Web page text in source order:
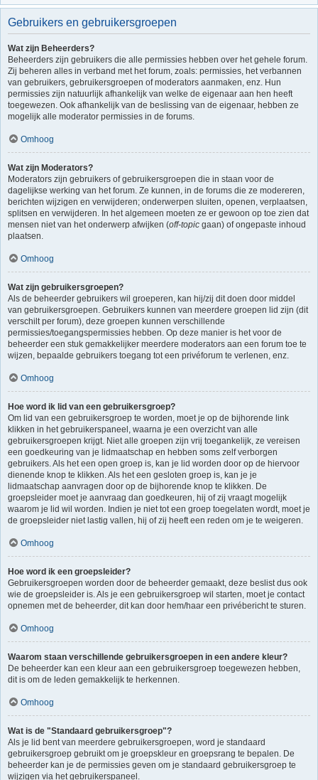
Gebruikers en gebruikersgroepen
Wat zijn Beheerders?
Beheerders zijn gebruikers die alle permissies hebben over het gehele forum.
Zij beheren alles in verband met het forum, zoals: permissies, het verbannen
van gebruikers, gebruikersgroepen of moderators aanmaken, enz. Hun
permissies zijn natuurlijk afhankelijk van welke de eigenaar aan hen heeft
toegewezen. Ook afhankelijk van de beslissing van de eigenaar, hebben ze
mogelijk alle moderator permissies in de forums.
Omhoog
Wat zijn Moderators?
Moderators zijn gebruikers of gebruikersgroepen die in staan voor de
dagelijkse werking van het forum. Ze kunnen, in de forums die ze modereren,
berichten wijzigen en verwijderen; onderwerpen sluiten, openen, verplaatsen,
splitsen en verwijderen. In het algemeen moeten ze er gewoon op toe zien dat
mensen niet van het onderwerp afwijken (off-topic gaan) of ongepaste inhoud
plaatsen.
Omhoog
Wat zijn gebruikersgroepen?
Als de beheerder gebruikers wil groeperen, kan hij/zij dit doen door middel
van gebruikersgroepen. Gebruikers kunnen van meerdere groepen lid zijn (dit
verschilt per forum), deze groepen kunnen verschillende
permissies/toegangspermissies hebben. Op deze manier is het voor de
beheerder een stuk gemakkelijker meerdere moderators aan een forum toe te
wijzen, bepaalde gebruikers toegang tot een privéforum te verlenen, enz.
Omhoog
Hoe word ik lid van een gebruikersgroep?
Om lid van een gebruikersgroep te worden, moet je op de bijhorende link
klikken in het gebruikerspaneel, waarna je een overzicht van alle
gebruikersgroepen krijgt. Niet alle groepen zijn vrij toegankelijk, ze vereisen
een goedkeuring van je lidmaatschap en hebben soms zelf verborgen
gebruikers. Als het een open groep is, kan je lid worden door op de hiervoor
dienende knop te klikken. Als het een gesloten groep is, kan je je
lidmaatschap aanvragen door op de bijhorende knop te klikken. De
groepsleider moet je aanvraag dan goedkeuren, hij of zij vraagt mogelijk
waarom je lid wil worden. Indien je niet tot een groep toegelaten wordt, moet je
de groepsleider niet lastig vallen, hij of zij heeft een reden om je te weigeren.
Omhoog
Hoe word ik een groepsleider?
Gebruikersgroepen worden door de beheerder gemaakt, deze beslist dus ook
wie de groepsleider is. Als je een gebruikersgroep wil starten, moet je contact
opnemen met de beheerder, dit kan door hem/haar een privébericht te sturen.
Omhoog
Waarom staan verschillende gebruikersgroepen in een andere kleur?
De beheerder kan een kleur aan een gebruikersgroep toegewezen hebben,
dit is om de leden gemakkelijk te herkennen.
Omhoog
Wat is de "Standaard gebruikersgroep"?
Als je lid bent van meerdere gebruikersgroepen, word je standaard
gebruikersgroep gebruikt om je groepskleur en groepsrang te bepalen. De
beheerder kan je de permissies geven om je standaard gebruikersgroep te
wijzigen via het gebruikerspaneel.